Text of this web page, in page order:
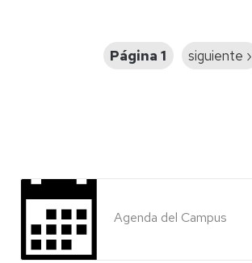
Página 1
Siguiente
siguiente ›
Agenda del Campus